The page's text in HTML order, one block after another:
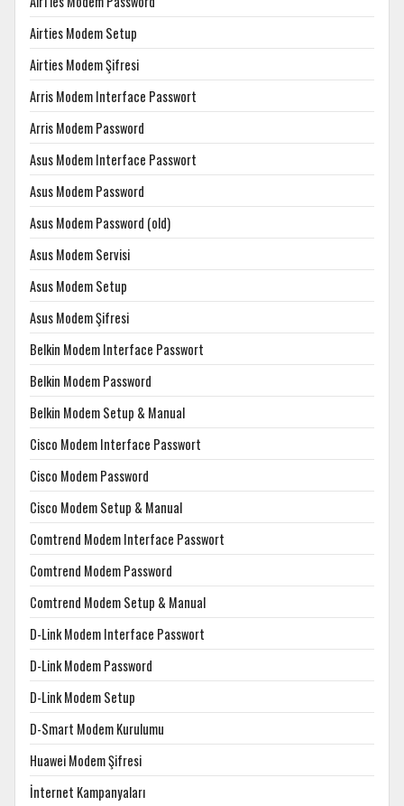
Airties Modem Setup
Airties Modem Şifresi
Arris Modem Interface Passwort
Arris Modem Password
Asus Modem Interface Passwort
Asus Modem Password
Asus Modem Password (old)
Asus Modem Servisi
Asus Modem Setup
Asus Modem Şifresi
Belkin Modem Interface Passwort
Belkin Modem Password
Belkin Modem Setup & Manual
Cisco Modem Interface Passwort
Cisco Modem Password
Cisco Modem Setup & Manual
Comtrend Modem Interface Passwort
Comtrend Modem Password
Comtrend Modem Setup & Manual
D-Link Modem Interface Passwort
D-Link Modem Password
D-Link Modem Setup
D-Smart Modem Kurulumu
Huawei Modem Şifresi
İnternet Kampanyaları